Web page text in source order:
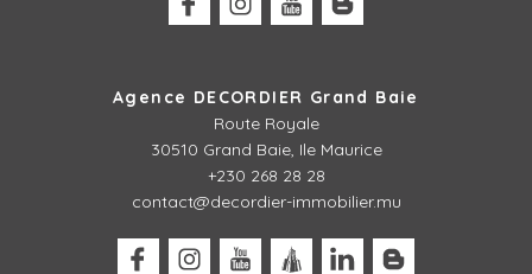
Agence DECORDIER Grand Baie
Route Royale
30510 Grand Baie, Ile Maurice
+230 268 28 28
contact@decordier-immobilier.mu